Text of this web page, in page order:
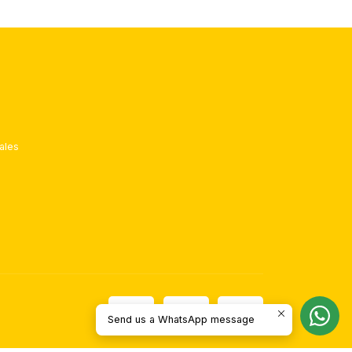
Send us a WhatsApp message